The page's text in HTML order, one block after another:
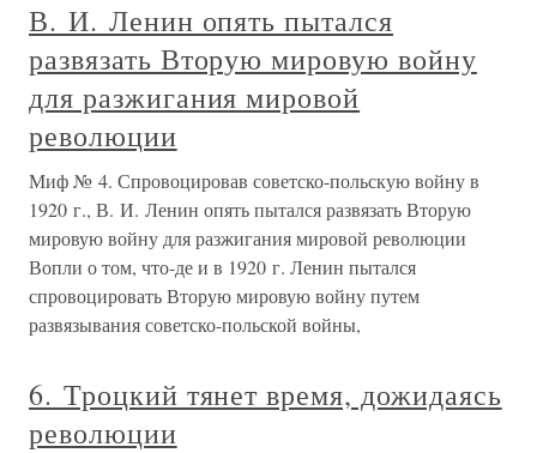
В. И. Ленин опять пытался
развязать Вторую мировую войну
для разжигания мировой
революции
Миф № 4. Спровоцировав советско-польскую войну в
1920 г., В. И. Ленин опять пытался развязать Вторую
мировую войну для разжигания мировой революции
Вопли о том, что-де и в 1920 г. Ленин пытался
спровоцировать Вторую мировую войну путем
развязывания советско-польской войны,
6. Троцкий тянет время, дожидаясь
революции